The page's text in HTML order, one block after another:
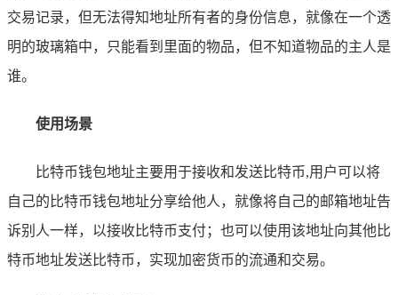
交易记录，但无法得知地址所有者的身份信息，就像在一个透
明的玻璃箱中，只能看到里面的物品，但不知道物品的主人是
谁。
使用场景
比特币钱包地址主要用于接收和发送比特币,用户可以将
自己的比特币钱包地址分享给他人，就像将自己的邮箱地址告
诉别人一样，以接收比特币支付；也可以使用该地址向其他比
特币地址发送比特币，实现加密货币的流通和交易。